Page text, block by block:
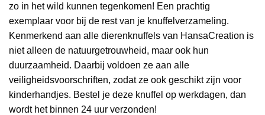
zo in het wild kunnen tegenkomen! Een prachtig
exemplaar voor bij de rest van je knuffelverzameling.
Kenmerkend aan alle dierenknuffels van HansaCreation is
niet alleen de natuurgetrouwheid, maar ook hun
duurzaamheid. Daarbij voldoen ze aan alle
veiligheidsvoorschriften, zodat ze ook geschikt zijn voor
kinderhandjes. Bestel je deze knuffel op werkdagen, dan
wordt het binnen 24 uur verzonden!